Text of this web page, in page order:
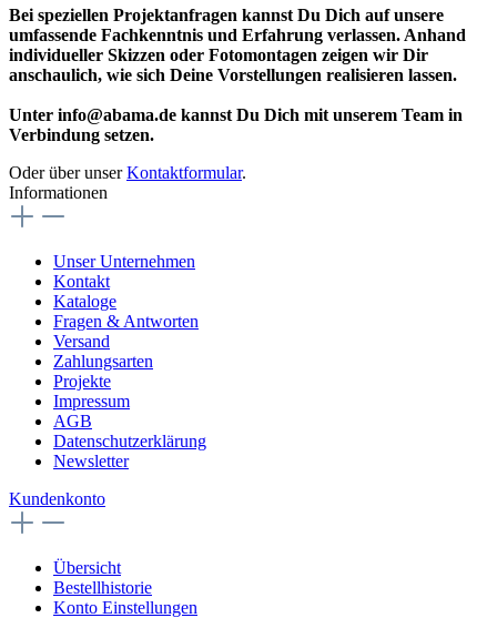
Bei speziellen Projektanfragen kannst Du Dich auf unsere
umfassende Fachkenntnis und Erfahrung verlassen. Anhand
individueller Skizzen oder Fotomontagen zeigen wir Dir
anschaulich, wie sich Deine Vorstellungen realisieren lassen.
Unter info@abama.de kannst Du Dich mit unserem Team in
Verbindung setzen.
Oder über unserKontaktformular.
Informationen
Unser Unternehmen
Kontakt
Kataloge
Fragen & Antworten
Versand
Zahlungsarten
Projekte
Impressum
AGB
Datenschutzerklärung
Newsletter
Kundenkonto
Übersicht
Bestellhistorie
Konto Einstellungen